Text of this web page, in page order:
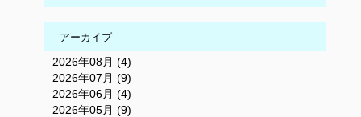
アーカイブ
2026年08月 (4)
2026年07月 (9)
2026年06月 (4)
2026年05月 (9)